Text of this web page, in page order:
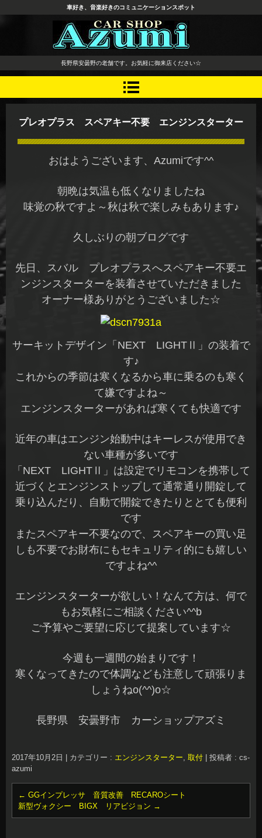
長野県 安曇野市 タイヤ ホ
イール デッドニング カーオ
ーディオ レカロシート
車好き、音楽好きのコミュニケーションスポット
長野県安曇野の老舗です。お気軽に御来店ください☆
プレオプラス スペアキー不要 エンジンスターター
おはようございます、Azumiです^^
朝晩は気温も低くなりましたね
味覚の秋ですよ～秋は秋で楽しみもあります♪
久しぶりの朝ブログです
先日、スバル プレオプラスへスペアキー不要エ
ンジンスターターを装着させていただきました
オーナー様ありがとうございました☆
サーキットデザイン「NEXT LIGHTⅡ」の装着で
す♪
これからの季節は寒くなるから車に乗るのも寒く
て嫌ですよね～
エンジンスターターがあれば寒くても快適です
近年の車はエンジン始動中はキーレスが使用でき
ない車種が多いです
「NEXT LIGHTⅡ」は設定でリモコンを携帯して
近づくとエンジンストップして通常通り開錠して
乗り込んだり、自動で開錠できたりととても便利
です
またスペアキー不要なので、スペアキーの買い足
しも不要でお財布にもセキュリティ的にも嬉しい
ですよね^^
エンジンスターターが欲しい！なんて方は、何で
もお気軽にご相談ください^^b
ご予算やご要望に応じて提案しています☆
今週も一週間の始まりです！
寒くなってきたので体調なども注意して頑張りま
しょうねo(^^)o☆
長野県 安曇野市 カーショップアズミ
2017年10月2日 カテゴリー : エンジンスターター, 取付
投稿者 : cs-
azumi
← GGインプレッサ 音質改善 RECAROシート
新型ヴォクシー BIGX リアビジョン →